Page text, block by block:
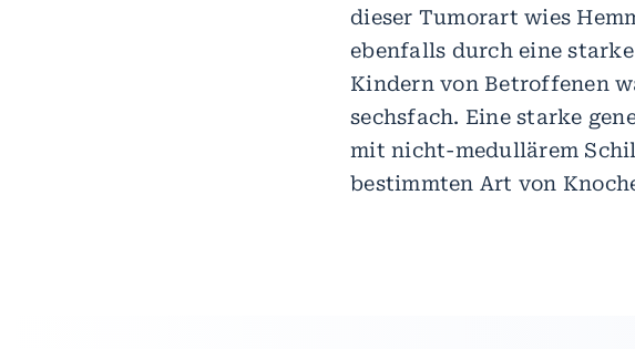
dieser Tumorart wies
ebenfalls durch eine
Kindern von Betroffenen
sechsfach. Eine starke
mit nicht-medullärem
bestimmten Art von